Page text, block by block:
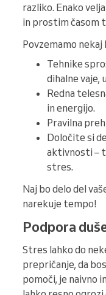
razliko. Enako
in prostim časom
Povzemamo
Tehnike
dihalne vaje,
Redna
in energijo.
Pravilna
Določite si
aktivnosti –
stres.
Naj bo delo del
narekuje tempo!
Podpora
Stres lahko do
prepričanje, da
pomoči, je naivno